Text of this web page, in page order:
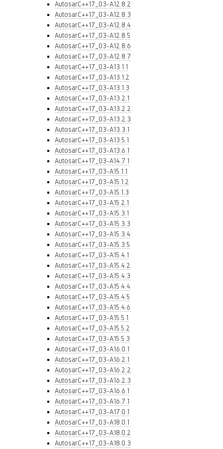
AutosarC++17_03-A12.8.2
AutosarC++17_03-A12.8.3
AutosarC++17_03-A12.8.4
AutosarC++17_03-A12.8.5
AutosarC++17_03-A12.8.6
AutosarC++17_03-A12.8.7
AutosarC++17_03-A13.1.1
AutosarC++17_03-A13.1.2
AutosarC++17_03-A13.1.3
AutosarC++17_03-A13.2.1
AutosarC++17_03-A13.2.2
AutosarC++17_03-A13.2.3
AutosarC++17_03-A13.3.1
AutosarC++17_03-A13.5.1
AutosarC++17_03-A13.6.1
AutosarC++17_03-A14.7.1
AutosarC++17_03-A15.1.1
AutosarC++17_03-A15.1.2
AutosarC++17_03-A15.1.3
AutosarC++17_03-A15.2.1
AutosarC++17_03-A15.3.1
AutosarC++17_03-A15.3.3
AutosarC++17_03-A15.3.4
AutosarC++17_03-A15.3.5
AutosarC++17_03-A15.4.1
AutosarC++17_03-A15.4.2
AutosarC++17_03-A15.4.3
AutosarC++17_03-A15.4.4
AutosarC++17_03-A15.4.5
AutosarC++17_03-A15.4.6
AutosarC++17_03-A15.5.1
AutosarC++17_03-A15.5.2
AutosarC++17_03-A15.5.3
AutosarC++17_03-A16.0.1
AutosarC++17_03-A16.2.1
AutosarC++17_03-A16.2.2
AutosarC++17_03-A16.2.3
AutosarC++17_03-A16.6.1
AutosarC++17_03-A16.7.1
AutosarC++17_03-A17.0.1
AutosarC++17_03-A18.0.1
AutosarC++17_03-A18.0.2
AutosarC++17_03-A18.0.3